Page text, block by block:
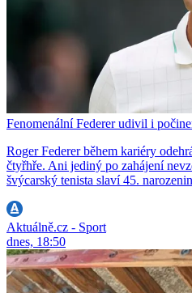
Fenomenální Federer udivil i
Roger Federer během kariéry
čtyřhře. Ani jediný po zahájení
švýcarský tenista slaví 45.
Aktuálně.cz - Sport
dnes, 18:50